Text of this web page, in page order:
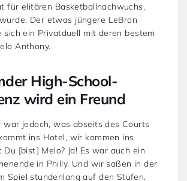
für elitären Basketballnachwuchs,
Der etwas jüngere LeBron
sich ein Privatduell mit deren bestem
Anthony.
High-School-
wird ein Freund
jedoch, was abseits des Courts
ins Hotel, wir kommen ins
Du [bist] Melo? Ja! Es war auch ein
in Philly. Und wir saßen in der
Spiel stundenlang auf den Stufen.